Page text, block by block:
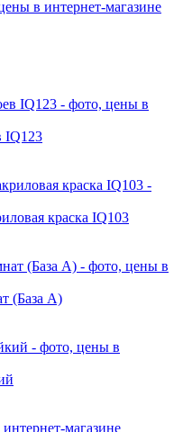
IQ123
краска IQ103
(База А)